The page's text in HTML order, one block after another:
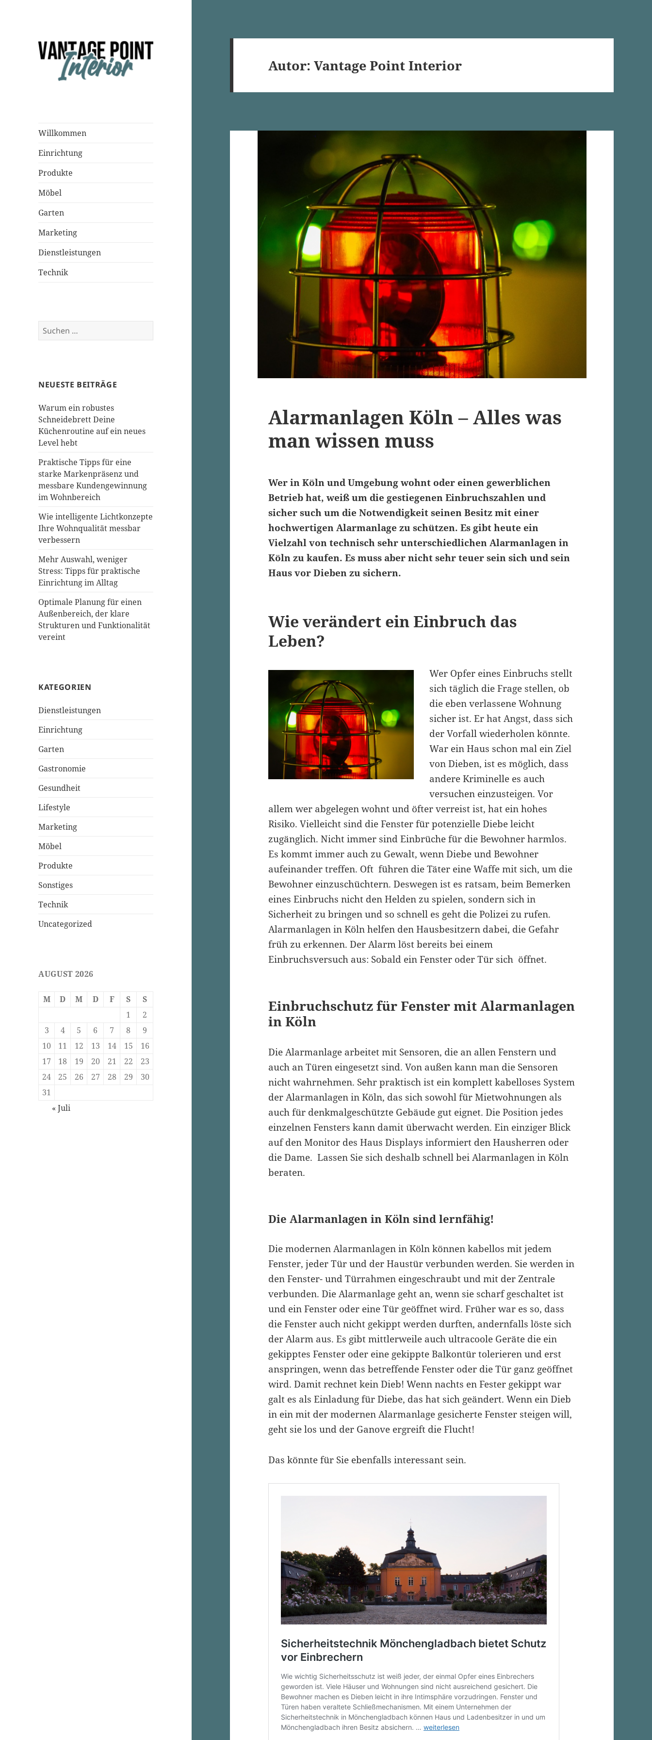
Willkommen
Einrichtung
Produkte
Möbel
Garten
Marketing
Dienstleistungen
Technik
Suchen
nach:
NEUESTE BEITRÄGE
Warum ein robustes
Schneidebrett Deine
Küchenroutine auf ein neues
Level hebt
Praktische Tipps für eine
starke Markenpräsenz und
messbare Kundengewinnung
im Wohnbereich
Wie intelligente Lichtkonzepte
Ihre Wohnqualität messbar
verbessern
Mehr Auswahl, weniger
Stress: Tipps für praktische
Einrichtung im Alltag
Optimale Planung für einen
Außenbereich, der klare
Strukturen und Funktionalität
vereint
KATEGORIEN
Dienstleistungen
Einrichtung
Garten
Gastronomie
Gesundheit
Lifestyle
Marketing
Möbel
Produkte
Sonstiges
Technik
Uncategorized
AUGUST 2026
M D M D F S
S
1
2
3
4 5 6 7 8
9
10
11 12 13 14 15
16
17
18 19 20 21 22
23
24
25 26 27 28 29
30
31
« Juli
Autor:Vantage Point Interior
Alarmanlagen Köln – Alles was
man wissen muss
Wer in Köln und Umgebung wohnt oder einen gewerblichen
Betrieb hat, weiß um die gestiegenen Einbruchszahlen und
sicher such um die Notwendigkeit seinen Besitz mit einer
hochwertigen Alarmanlage zu schützen. Es gibt heute ein
Vielzahl von technisch sehr unterschiedlichen Alarmanlagen in
Köln zu kaufen. Es muss aber nicht sehr teuer sein sich und sein
Haus vor Dieben zu sichern.
Wie verändert ein Einbruch das
Leben?
Wer Opfer eines Einbruchs stellt
sich täglich die Frage stellen, ob
die eben verlassene Wohnung
sicher ist. Er hat Angst, dass sich
der Vorfall wiederholen könnte.
War ein Haus schon mal ein Ziel
von Dieben, ist es möglich, dass
andere Kriminelle es auch
versuchen einzusteigen. Vor
allem wer abgelegen wohnt und öfter verreist ist, hat ein hohes
Risiko. Vielleicht sind die Fenster für potenzielle Diebe leicht
zugänglich. Nicht immer sind Einbrüche für die Bewohner harmlos.
Es kommt immer auch zu Gewalt, wenn Diebe und Bewohner
aufeinander treffen. Oft führen die Täter eine Waffe mit sich, um die
Bewohner einzuschüchtern. Deswegen ist es ratsam, beim Bemerken
eines Einbruchs nicht den Helden zu spielen, sondern sich in
Sicherheit zu bringen und so schnell es geht die Polizei zu rufen.
Alarmanlagen in Köln helfen den Hausbesitzern dabei, die Gefahr
früh zu erkennen. Der Alarm löst bereits bei einem
Einbruchsversuch aus: Sobald ein Fenster oder Tür sich öffnet.
Einbruchschutz für Fenster mit Alarmanlagen
in Köln
Die Alarmanlage arbeitet mit Sensoren, die an allen Fenstern und
auch an Türen eingesetzt sind. Von außen kann man die Sensoren
nicht wahrnehmen. Sehr praktisch ist ein komplett kabelloses System
der Alarmanlagen in Köln, das sich sowohl für Mietwohnungen als
auch für denkmalgeschützte Gebäude gut eignet. Die Position jedes
einzelnen Fensters kann damit überwacht werden. Ein einziger Blick
auf den Monitor des Haus Displays informiert den Hausherren oder
die Dame. Lassen Sie sich deshalb schnell bei Alarmanlagen in Köln
beraten.
Die Alarmanlagen in Köln sind lernfähig!
Die modernen Alarmanlagen in Köln können kabellos mit jedem
Fenster, jeder Tür und der Haustür verbunden werden. Sie werden in
den Fenster- und Türrahmen eingeschraubt und mit der Zentrale
verbunden. Die Alarmanlage geht an, wenn sie scharf geschaltet ist
und ein Fenster oder eine Tür geöffnet wird. Früher war es so, dass
die Fenster auch nicht gekippt werden durften, andernfalls löste sich
der Alarm aus. Es gibt mittlerweile auch ultracoole Geräte die ein
gekipptes Fenster oder eine gekippte Balkontür tolerieren und erst
anspringen, wenn das betreffende Fenster oder die Tür ganz geöffnet
wird. Damit rechnet kein Dieb! Wenn nachts en Fester gekippt war
galt es als Einladung für Diebe, das hat sich geändert. Wenn ein Dieb
in ein mit der modernen Alarmanlage gesicherte Fenster steigen will,
geht sie los und der Ganove ergreift die Flucht!
Das könnte für Sie ebenfalls interessant sein.